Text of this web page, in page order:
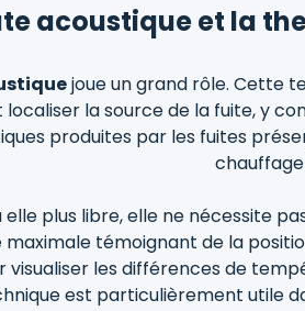
acoustique et la
joue un grand rôle. Cette
la source de la fuite, y
produites par les fuites
plus libre, elle ne nécessite
témoignant de la
visualiser les différences de
est particulièrement utile